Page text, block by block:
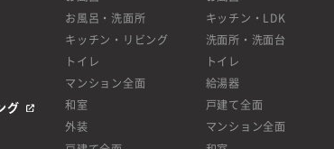
グ
お風呂・洗面所
キッチン・リビング
トイレ
マンション全面
和室
外装
キッチン・LDK
洗面所・洗面台
トイレ
給湯器
戸建て全面
マンション全面